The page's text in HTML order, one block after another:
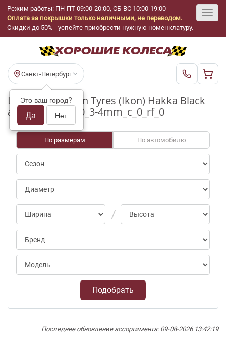
Режим работы: ПН-ПТ 09:00-20:00, СБ-ВС 10:00-19:00
Оплата за покрышки только наличными, не переводом.
Скидки до 50% - успейте приобрести нужную номенклатуру.
Санкт-Петербург
Это ваш город?
Да Нет
Шины бу Nokian Tyres (Ikon) Hakka Black
ap/0 R19_255_40_3-4mm_c_0_rf_0
По размерам По автомобилю
Подобрать
Последнее обновление ассортимента: 09-08-2026 13:42:19